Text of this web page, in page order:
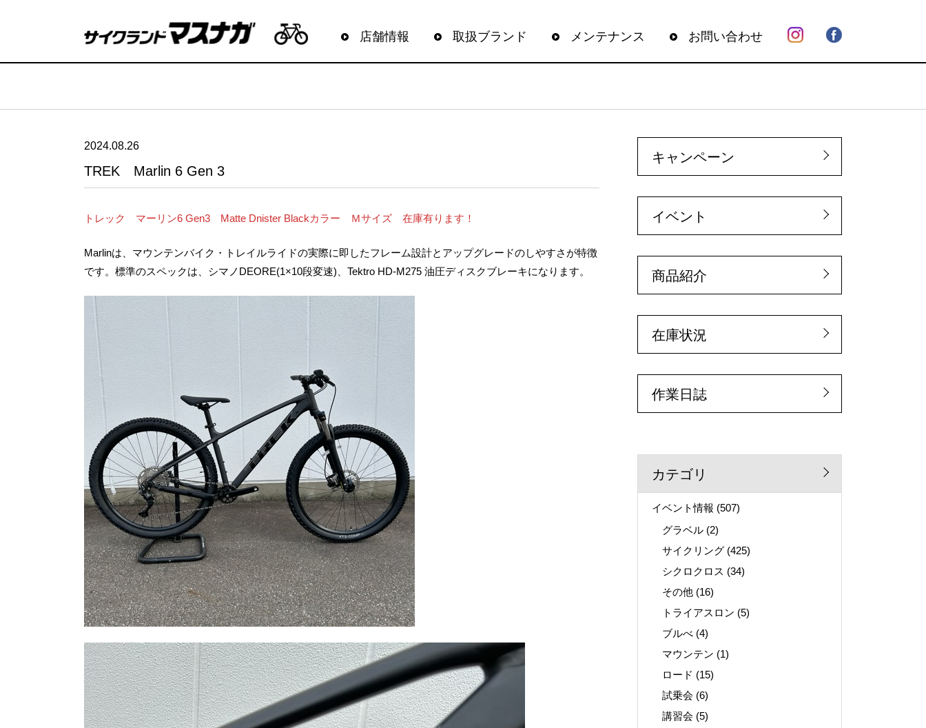
店舗情報 取扱ブランド メンテナンス お問い合わせ
2024.08.26
TREK Marlin 6 Gen 3
トレック マーリン6 Gen3 Matte Dnister Blackカラー Ｍサイズ 在庫有ります！
Marlinは、マウンテンバイク・トレイルライドの実際に即したフレーム設計とアップグレードのしやすさが特徴
です。標準のスペックは、シマノDEORE(1×10段変速)、Tektro HD-M275 油圧ディスクブレーキになります。
キャンペーン
イベント
商品紹介
在庫状況
作業日誌
カテゴリ
イベント情報 (507)
グラベル (2)
サイクリング (425)
シクロクロス (34)
その他 (16)
トライアスロン (5)
ブルべ (4)
マウンテン (1)
ロード (15)
試乗会 (6)
講習会 (5)